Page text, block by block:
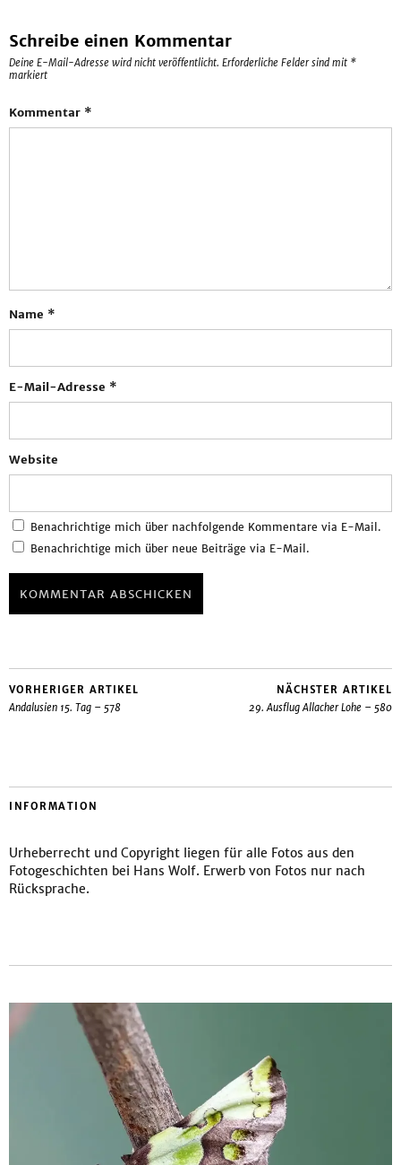
Schreibe einen Kommentar
Deine E-Mail-Adresse wird nicht veröffentlicht. Erforderliche Felder sind mit *
markiert
Kommentar *
Name *
E-Mail-Adresse *
Website
Benachrichtige mich über nachfolgende Kommentare via E-Mail.
Benachrichtige mich über neue Beiträge via E-Mail.
VORHERIGER ARTIKEL
Andalusien 15. Tag – 578
NÄCHSTER ARTIKEL
29. Ausflug Allacher Lohe – 580
INFORMATION
Urheberrecht und Copyright liegen für alle Fotos aus den
Fotogeschichten bei Hans Wolf. Erwerb von Fotos nur nach
Rücksprache.